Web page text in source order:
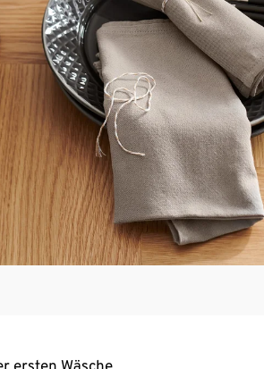
ersten Wäsche